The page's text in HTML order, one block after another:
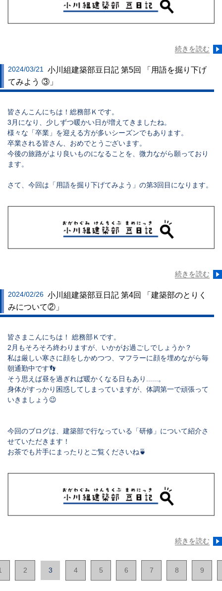
続きを読む
2024/03/21
小川組建築部豆日記 第5回 「用語を掘り下げ
てみよう ③」
皆さんこんにちは！総務部Ｋです。
3月になり、少しずつ暖かい日が増えてきましたね。
様々な「卒業」を迎える方が多いシーズンでもあります。
卒業される皆さん、おめでとうございます。
今後の旅路がより良いものになることを、微力ながら願っており
ます。
さて、今回は「用語を掘り下げてみよう」の第3回目になります。
続きを読む
2024/02/26 小川組建築部豆日記 第4回 「建築部のとりく
みについて②」
皆さまこんにちは！ 総務部Ｋです。
2月もそろそろ終わりますが、いかがお過ごしでしょうか？
私は厳しい寒さに顔をしかめつつ、マフラーに顔を埋めながら毎
朝通勤中です👣
そう思えば昼を過ぎれば暖かくなる日もあり......。
身体がすっかり困惑してしまっていますが、体調第一で頑張って
いきましょう😉
今回のブログは、建築部で行なっている「研修」について紹介さ
せていただきます！
お茶でも片手にまったりとご覧くださいね🍵
続きを読む
2 3 4 5 6 7 8 9